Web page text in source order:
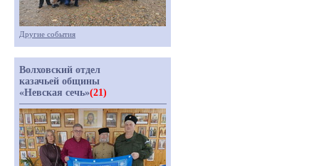
Другие события
Волховский отдел
казачьей общины
«Невская сечь»(21)